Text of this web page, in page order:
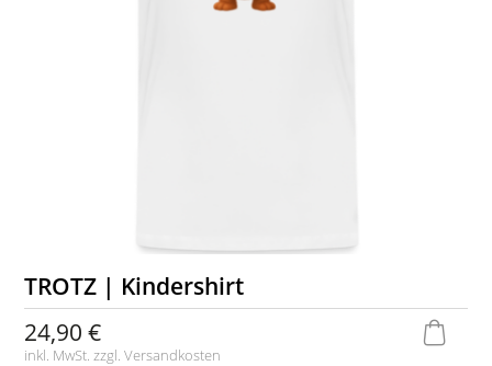
TROTZ | Kindershirt
24,90 €
inkl. MwSt. zzgl.Versandkosten